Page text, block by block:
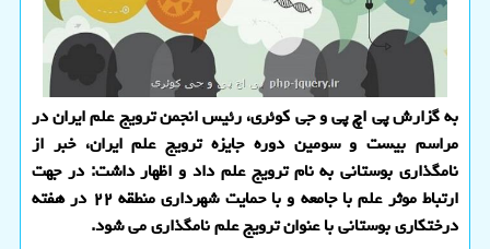
به گزارش پی اچ پی و جی کوئری، رئیس انجمن ترویج علم ایران در
مراسم بیست و سومین دوره جایزه ترویج علم ایران، خبر از
نامگذاری بوستانی به نام ترویج علم داد و اظهار داشت: در جهت
ارتباط موثر علم با جامعه و با حمایت شهرداری منطقه ۲۲ در هفته
درختکاری بوستانی با عنوان ترویج علم نامگذاری می شود.